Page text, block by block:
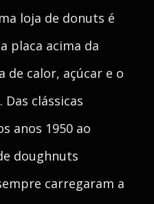
loja de donuts é
placa acima da
de calor, açúcar e o
clássicas
anos 1950 ao
doughnuts
carregaram a